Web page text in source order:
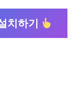
치하기